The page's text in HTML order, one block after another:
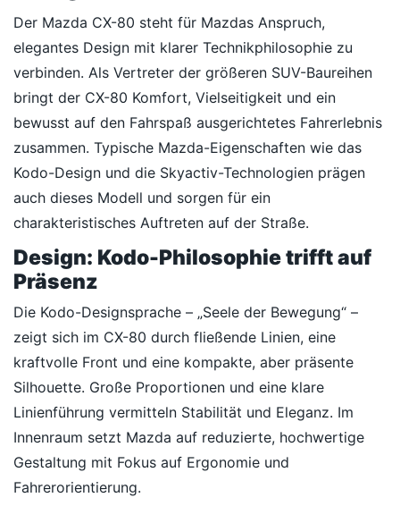
Der Mazda CX-80 steht für Mazdas Anspruch,
elegantes Design mit klarer Technikphilosophie zu
verbinden. Als Vertreter der größeren SUV-Baureihen
bringt der CX-80 Komfort, Vielseitigkeit und ein
bewusst auf den Fahrspaß ausgerichtetes Fahrerlebnis
zusammen. Typische Mazda-Eigenschaften wie das
Kodo-Design und die Skyactiv-Technologien prägen
auch dieses Modell und sorgen für ein
charakteristisches Auftreten auf der Straße.
Design: Kodo-Philosophie trifft auf
Präsenz
Die Kodo-Designsprache – „Seele der Bewegung“ –
zeigt sich im CX-80 durch fließende Linien, eine
kraftvolle Front und eine kompakte, aber präsente
Silhouette. Große Proportionen und eine klare
Linienführung vermitteln Stabilität und Eleganz. Im
Innenraum setzt Mazda auf reduzierte, hochwertige
Gestaltung mit Fokus auf Ergonomie und
Fahrerorientierung.